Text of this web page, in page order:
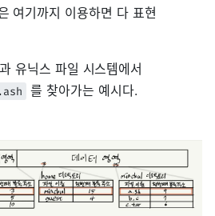
여기까지 이용하면 다 표현
유닉스 파일 시스템에서
를 찾아가는 예시다.